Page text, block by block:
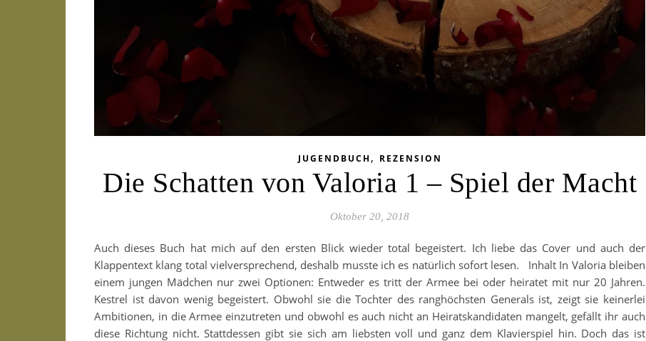
JUGENDBUCH, REZENSION
Die Schatten von Valoria 1 – Spiel der Macht
Oktober 20, 2018
Auch dieses Buch hat mich auf den ersten Blick wieder total begeistert. Ich liebe das Cover und auch der
Klappentext klang total vielversprechend, deshalb musste ich es natürlich sofort lesen. Inhalt In Valoria bleiben
einem jungen Mädchen nur zwei Optionen: Entweder es tritt der Armee bei oder heiratet mit nur 20 Jahren.
Kestrel ist davon wenig begeistert. Obwohl sie die Tochter des ranghöchsten Generals ist, zeigt sie keinerlei
Ambitionen, in die Armee einzutreten und obwohl es auch nicht an Heiratskandidaten mangelt, gefällt ihr auch
diese Richtung nicht. Stattdessen gibt sie sich am liebsten voll und ganz dem Klavierspiel hin. Doch das ist